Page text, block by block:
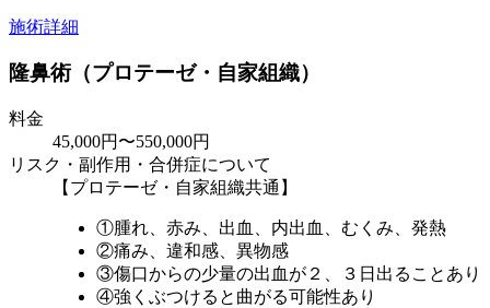
施術詳細
隆鼻術（プロテーゼ・自家組織）
料金
45,000円〜550,000円
リスク・副作用・合併症について
【プロテーゼ・自家組織共通】
①腫れ、赤み、出血、内出血、むくみ、発熱
②痛み、違和感、異物感
③傷口からの少量の出血が２、３日出ることあり
④強くぶつけると曲がる可能性あり